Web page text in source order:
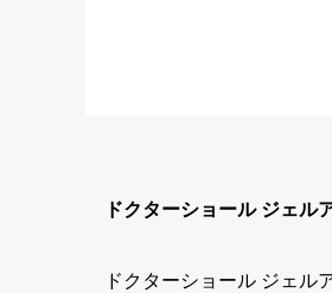
ドクターショール ジェル
ドクターショール ジェル